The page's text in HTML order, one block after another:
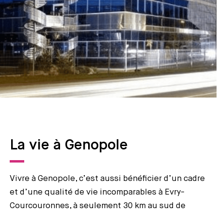
La vie à Genopole
Vivre à Genopole, c’est aussi bénéficier d’un cadre
et d’une qualité de vie incomparables à Evry-
Courcouronnes, à seulement 30 km au sud de